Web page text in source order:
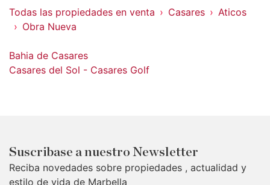
Todas las propiedades en venta Casares
Aticos
Obra Nueva
Bahia de Casares
Casares del Sol - Casares Golf
Suscribase a nuestro Newsletter
Reciba novedades sobre propiedades , actualidad y
estilo de vida de Marbella